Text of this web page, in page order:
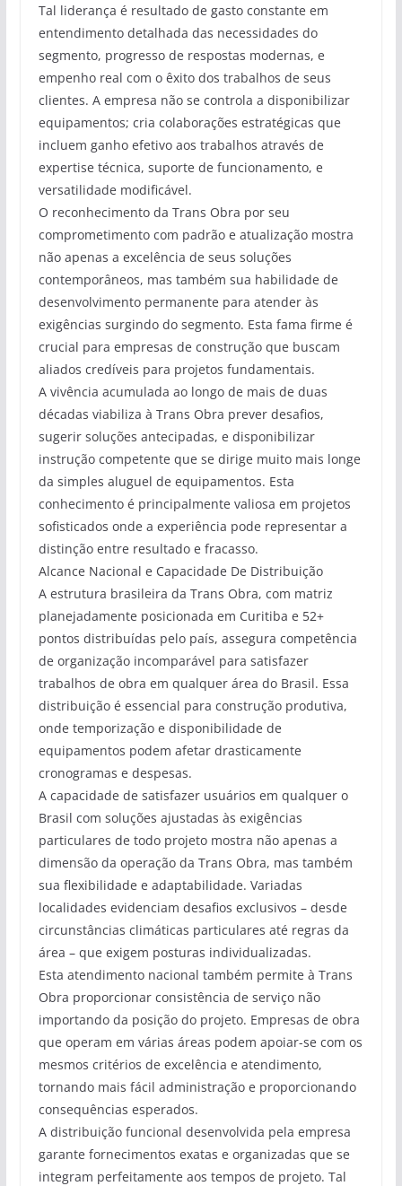
Tal liderança é resultado de gasto constante em
entendimento detalhada das necessidades do
segmento, progresso de respostas modernas, e
empenho real com o êxito dos trabalhos de seus
clientes. A empresa não se controla a disponibilizar
equipamentos; cria colaborações estratégicas que
incluem ganho efetivo aos trabalhos através de
expertise técnica, suporte de funcionamento, e
versatilidade modificável.
O reconhecimento da Trans Obra por seu
comprometimento com padrão e atualização mostra
não apenas a excelência de seus soluções
contemporâneos, mas também sua habilidade de
desenvolvimento permanente para atender às
exigências surgindo do segmento. Esta fama firme é
crucial para empresas de construção que buscam
aliados credíveis para projetos fundamentais.
A vivência acumulada ao longo de mais de duas
décadas viabiliza à Trans Obra prever desafios,
sugerir soluções antecipadas, e disponibilizar
instrução competente que se dirige muito mais longe
da simples aluguel de equipamentos. Esta
conhecimento é principalmente valiosa em projetos
sofisticados onde a experiência pode representar a
distinção entre resultado e fracasso.
Alcance Nacional e Capacidade De Distribuição
A estrutura brasileira da Trans Obra, com matriz
planejadamente posicionada em Curitiba e 52+
pontos distribuídas pelo país, assegura competência
de organização incomparável para satisfazer
trabalhos de obra em qualquer área do Brasil. Essa
distribuição é essencial para construção produtiva,
onde temporização e disponibilidade de
equipamentos podem afetar drasticamente
cronogramas e despesas.
A capacidade de satisfazer usuários em qualquer o
Brasil com soluções ajustadas às exigências
particulares de todo projeto mostra não apenas a
dimensão da operação da Trans Obra, mas também
sua flexibilidade e adaptabilidade. Variadas
localidades evidenciam desafios exclusivos – desde
circunstâncias climáticas particulares até regras da
área – que exigem posturas individualizadas.
Esta atendimento nacional também permite à Trans
Obra proporcionar consistência de serviço não
importando da posição do projeto. Empresas de obra
que operam em várias áreas podem apoiar-se com os
mesmos critérios de excelência e atendimento,
tornando mais fácil administração e proporcionando
consequências esperados.
A distribuição funcional desenvolvida pela empresa
garante fornecimentos exatas e organizadas que se
integram perfeitamente aos tempos de projeto. Tal